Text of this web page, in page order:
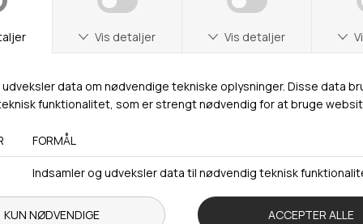
Butikker
Webshop lager
Adresse